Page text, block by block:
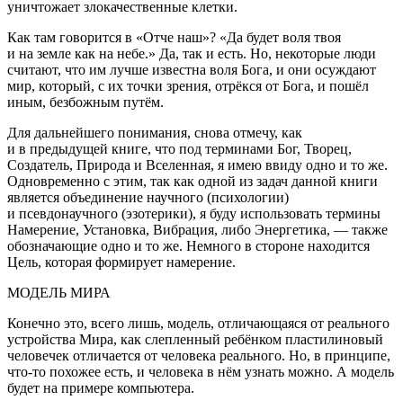
уничтожает злокачественные клетки.
Как там говорится в «Отче наш»? «Да будет воля твоя
и на земле как на небе.» Да, так и есть. Но, некоторые люди
считают, что им лучше известна воля Бога, и они осуждают
мир, который, с их точки зрения, отрёкся от Бога, и пошёл
иным, безбожным путём.
Для дальнейшего понимания, снова отмечу, как
и в предыдущей книге, что под терминами Бог, Творец,
Создатель, Природа и Вселенная, я имею ввиду одно и то же.
Одновременно с этим, так как одной из задач данной книги
является объединение научного (психологии)
и псевдонаучного (эзотерики), я буду использовать термины
Намерение, Установка, Вибрация, либо Энергетика, — также
обозначающие одно и то же. Немного в стороне находится
Цель, которая формирует намерение.
МОДЕЛЬ МИРА
Конечно это, всего лишь, модель, отличающаяся от реального
устройства Мира, как слепленный ребёнком пластилиновый
человечек отличается от человека реального. Но, в принципе,
что-то похожее есть, и человека в нём узнать можно. А модель
будет на примере компьютера.